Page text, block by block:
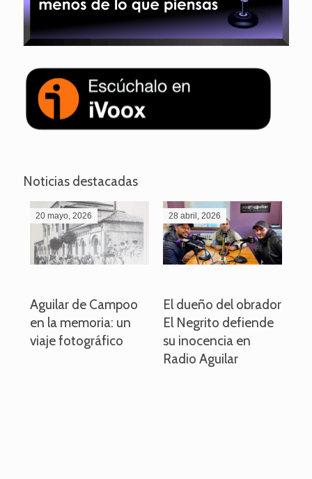
Noticias destacadas
20 mayo, 2026
Aguilar de Campoo
en la memoria: un
viaje fotográfico
28 abril, 2026
El dueño del obrador
El Negrito defiende
su inocencia en
Radio Aguilar